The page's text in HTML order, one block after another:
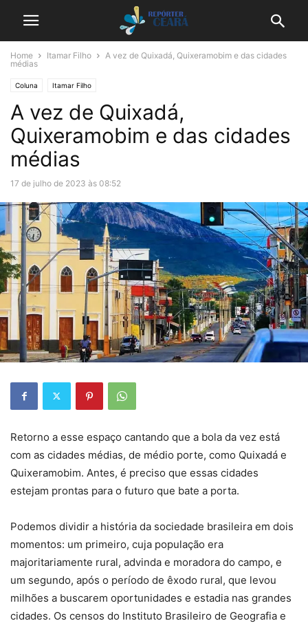
Home Itamar Filho
A vez de Quixadá, Quixeramobim e das cidades
médias
Coluna Itamar Filho
A vez de Quixadá,
Quixeramobim e das cidades
médias
17 de julho de 2023 às 08:52
Retorno a esse espaço cantando que a bola da vez está
com as cidades médias, de médio porte, como Quixadá e
Quixeramobim. Antes, é preciso que essas cidades
estejam prontas para o futuro que bate a porta.
Podemos dividir a história da sociedade brasileira em dois
momentos: um primeiro, cuja população era
majoritariamente rural, advinda e moradora do campo, e
um segundo, após o período de êxodo rural, que levou
milhões a buscarem oportunidades e estadia nas grandes
cidades. Os censos do Instituto Brasileiro de Geografia e